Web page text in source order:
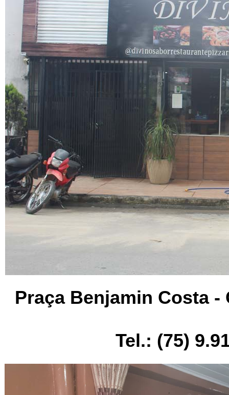
Praça Benjamin Costa
Tel.: (75)